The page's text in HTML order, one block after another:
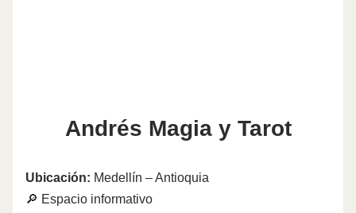
Andrés Magia y Tarot
Ubicación: Medellín – Antioquia
🔎 Espacio informativo